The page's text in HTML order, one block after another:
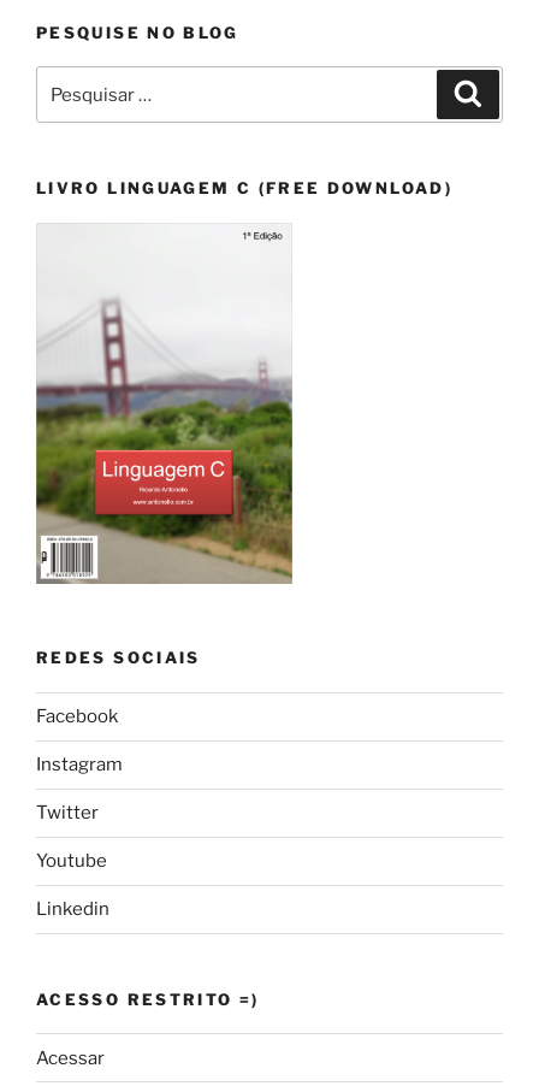
PESQUISE NO BLOG
por:
LIVRO LINGUAGEM C (FREE DOWNLOAD)
REDES SOCIAIS
Facebook
Instagram
Twitter
Youtube
Linkedin
ACESSO RESTRITO =)
Acessar